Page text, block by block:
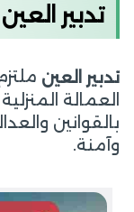
تدبير العين
تدبير العين
العمالة
بالقوانين
وآمنة.